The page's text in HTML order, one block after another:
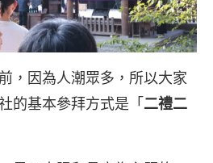
，因為人潮眾多，所以大家
的基本參拜方式是「二禮二